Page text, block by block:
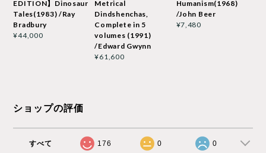
EDITION】Dinosaur
Tales(1983) /Ray
Bradbury
¥44,000
Metrical
Dindshenchas,
Complete in 5
volumes (1991)
/Edward Gwynn
¥61,600
Humanism(1968)
/John Beer
¥7,480
ショップの評価
すべて 176 0 0